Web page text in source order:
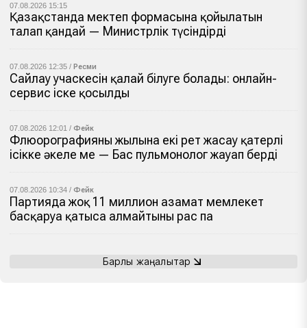
07.08.2026 15:15
Қазақстанда мектеп формасына қойылатын
талап қандай — Министрлік түсіндірді
07.08.2026 12:35 / Ресми
Сайлау учаскесін қалай білуге болады: онлайн-
сервис іске қосылды
07.08.2026 12:01 / Фейк
Флюорографияны жылына екі рет жасау қатерлі
ісікке әкеле ме — Бас пульмонолог жауап берді
07.08.2026 10:34 / Фейк
Партияда жоқ 11 миллион азамат мемлекет
басқаруға қатыса алмайтыны рас па
Барлық жаңалықтар